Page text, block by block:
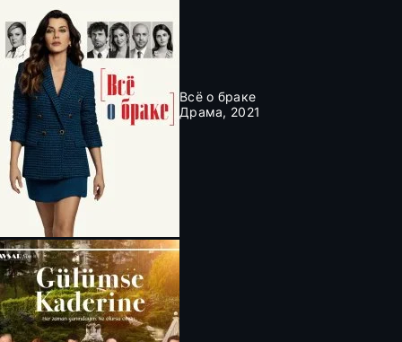
Всё о браке
Драма, 2021